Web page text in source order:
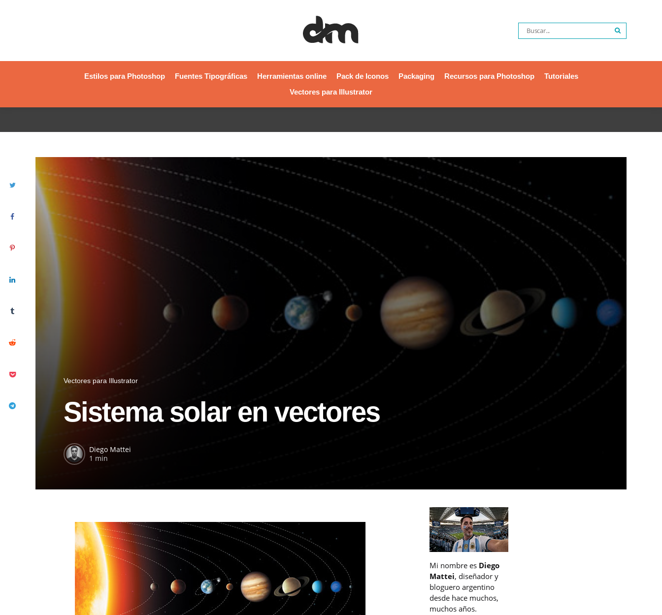
Estilos para Photoshop Fuentes Tipográficas Herramientas online Pack de Iconos Packaging Recursos para Photoshop
Tutoriales
Vectores para Illustrator
Vectores para Illustrator
Sistema solar en vectores
Diego Mattei
1 min
Mi nombre es Diego
Mattei, diseñador y
bloguero argentino
desde hace muchos,
muchos años.